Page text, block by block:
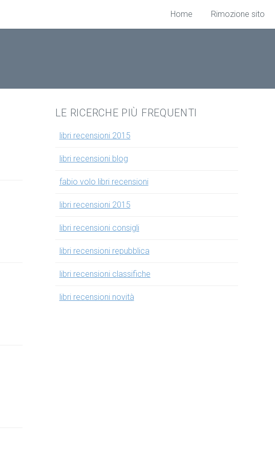
LE RICERCHE PIÙ FREQUENTI
libri recensioni 2015
libri recensioni blog
fabio volo libri recensioni
libri recensioni 2015
libri recensioni consigli
libri recensioni repubblica
libri recensioni classifiche
libri recensioni novità
Home Rimozione sito